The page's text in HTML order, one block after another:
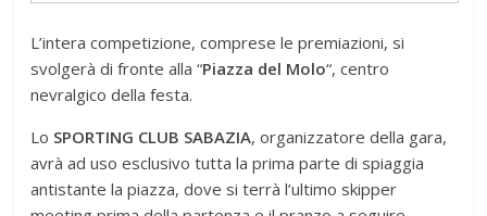
L’intera competizione, comprese le premiazioni, si
svolgerà di fronte alla “Piazza del Molo“, centro
nevralgico della festa.
Lo SPORTING CLUB SABAZIA, organizzatore della gara,
avrà ad uso esclusivo tutta la prima parte di spiaggia
antistante la piazza, dove si terrà l’ultimo skipper